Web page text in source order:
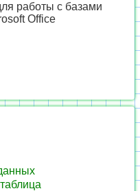
работы с базами
Office